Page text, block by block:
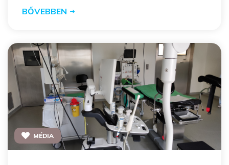
BŐVEBBEN
MÉDIA